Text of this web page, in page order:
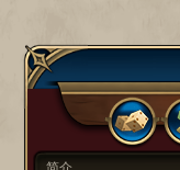
简介